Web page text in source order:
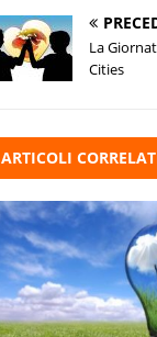
La
Cities
ARTICOLI